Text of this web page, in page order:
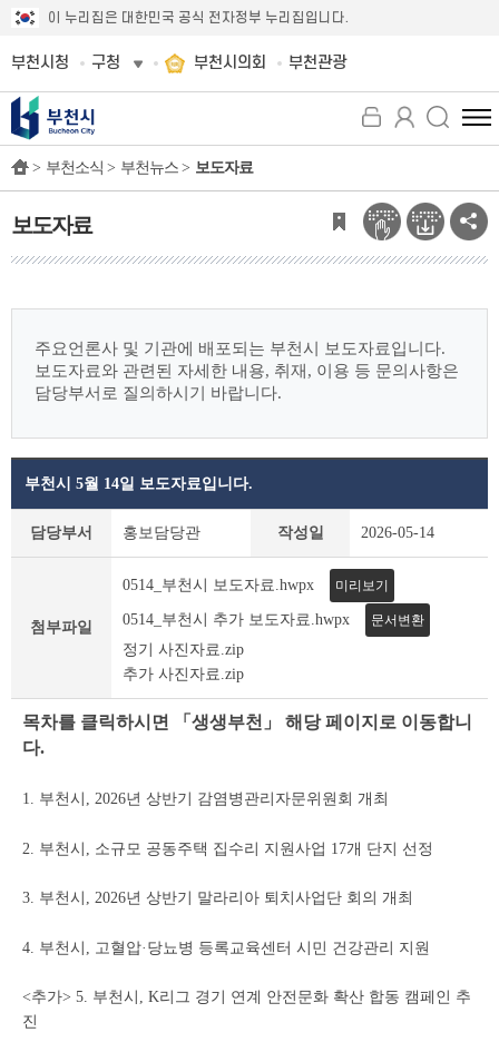
이 누리집은 대한민국 공식 전자정부 누리집입니다.
부천시청 구청 부천시의회 부천관광
전
체
뉴
보
기
> 부천소식 > 부천뉴스 > 보도자료
보도자료
주요언론사 및 기관에 배포되는 부천시 보도자료입니다.
보도자료와 관련된 자세한 내용, 취재, 이용 등 문의사항은
담당부서로 질의하시기 바랍니다.
테
이
블
부천시 5월 14일 보도자료입니다.
담당부서 홍보담당관 작성일 2026-05-14
첨부파일
0514_부천시 보도자료.hwpx 미리보기
0514_부천시 추가 보도자료.hwpx 문서변환
정기 사진자료.zip
추가 사진자료.zip
목차를 클릭하시면 「생생부천」 해당 페이지로 이동합니
다.
1. 부천시, 2026년 상반기 감염병관리자문위원회 개최
2. 부천시, 소규모 공동주택 집수리 지원사업 17개 단지 선정
3. 부천시, 2026년 상반기 말라리아 퇴치사업단 회의 개최
4. 부천시, 고혈압·당뇨병 등록교육센터 시민 건강관리 지원
<추가> 5. 부천시, K리그 경기 연계 안전문화 확산 합동 캠페인 추
진